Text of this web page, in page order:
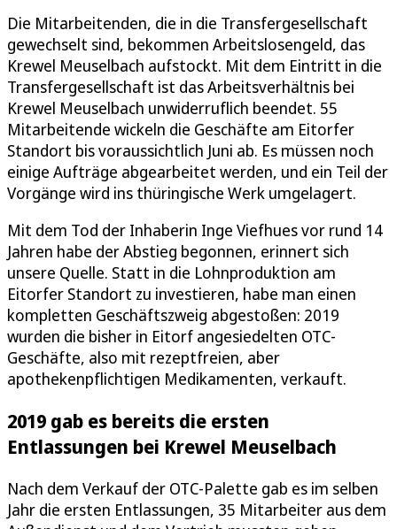
Die Mitarbeitenden, die in die Transfergesellschaft
gewechselt sind, bekommen Arbeitslosengeld, das
Krewel Meuselbach aufstockt. Mit dem Eintritt in die
Transfergesellschaft ist das Arbeitsverhältnis bei
Krewel Meuselbach unwiderruflich beendet. 55
Mitarbeitende wickeln die Geschäfte am Eitorfer
Standort bis voraussichtlich Juni ab. Es müssen noch
einige Aufträge abgearbeitet werden, und ein Teil der
Vorgänge wird ins thüringische Werk umgelagert.
Mit dem Tod der Inhaberin Inge Viefhues vor rund 14
Jahren habe der Abstieg begonnen, erinnert sich
unsere Quelle. Statt in die Lohnproduktion am
Eitorfer Standort zu investieren, habe man einen
kompletten Geschäftszweig abgestoßen: 2019
wurden die bisher in Eitorf angesiedelten OTC-
Geschäfte, also mit rezeptfreien, aber
apothekenpflichtigen Medikamenten, verkauft.
2019 gab es bereits die ersten
Entlassungen bei Krewel Meuselbach
Nach dem Verkauf der OTC-Palette gab es im selben
Jahr die ersten Entlassungen, 35 Mitarbeiter aus dem